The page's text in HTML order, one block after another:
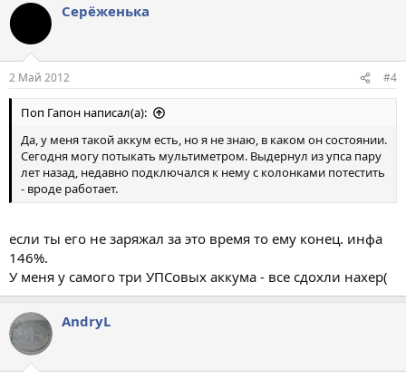
Серёженька
2 Май 2012 #4
Поп Гапон написал(а):
Да, у меня такой аккум есть, но я не знаю, в каком он состоянии.
Сегодня могу потыкать мультиметром. Выдернул из упса пару
лет назад, недавно подключался к нему с колонками потестить
- вроде работает.
если ты его не заряжал за это время то ему конец. инфа
146%.
У меня у самого три УПСовых аккума - все сдохли нахер(
AndryL